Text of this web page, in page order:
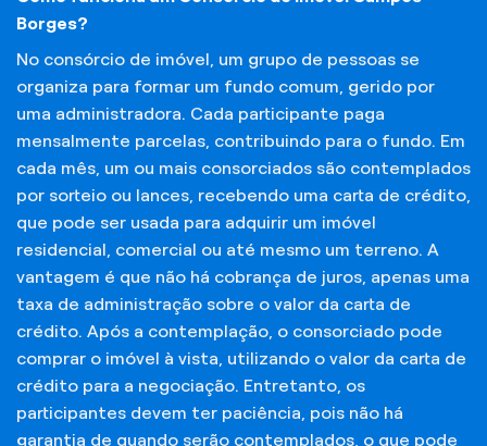
Borges?
No consórcio de imóvel, um grupo de pessoas se
organiza para formar um fundo comum, gerido por
uma administradora. Cada participante paga
mensalmente parcelas, contribuindo para o fundo. Em
cada mês, um ou mais consorciados são contemplados
por sorteio ou lances, recebendo uma carta de crédito,
que pode ser usada para adquirir um imóvel
residencial, comercial ou até mesmo um terreno. A
vantagem é que não há cobrança de juros, apenas uma
taxa de administração sobre o valor da carta de
crédito. Após a contemplação, o consorciado pode
comprar o imóvel à vista, utilizando o valor da carta de
crédito para a negociação. Entretanto, os
participantes devem ter paciência, pois não há
garantia de quando serão contemplados, o que pode